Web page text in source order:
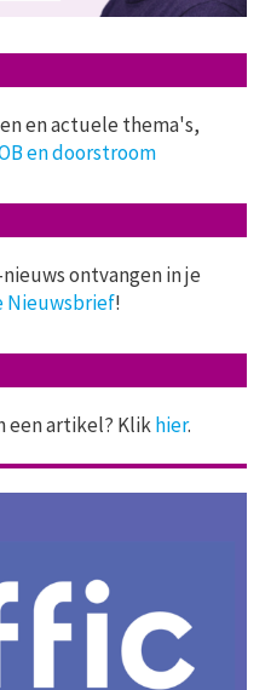
en actuele thema's,
en doorstroom
ontvangen in je
Nieuwsbrief!
een artikel? Klikhier.